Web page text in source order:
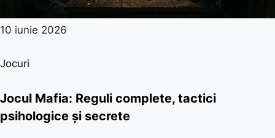
10 iunie 2026
Jocuri
Jocul Mafia: Reguli complete, tactici
psihologice și secrete